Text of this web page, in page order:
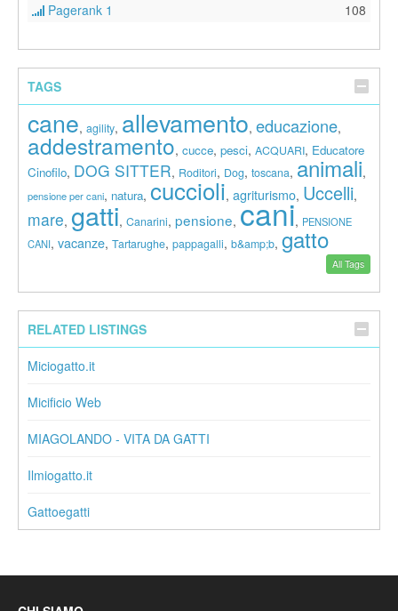
Pagerank 1
108
TAGS
cane, agility, allevamento, educazione,
addestramento, cucce, pesci, ACQUARI, Educatore
Cinofilo, DOG SITTER, Roditori, Dog, toscana, animali,
pensione per cani, natura, cuccioli, agriturismo, Uccelli,
mare, gatti, Canarini, pensione, cani, PENSIONE
CANI, vacanze, Tartarughe, pappagalli, b&amp;b, gatto
All Tags
RELATED LISTINGS
Miciogatto.it
Micificio Web
MIAGOLANDO - VITA DA GATTI
Ilmiogatto.it
Gattoegatti